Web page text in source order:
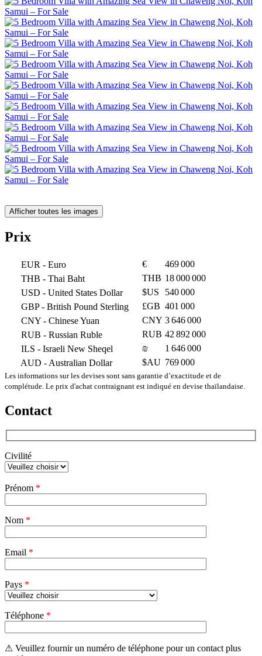
Afficher toutes les images
Prix
EUR - Euro €
469 000
THB - Thai Baht THB 18 000 000
USD - United States Dollar $US
540 000
GBP- British Pound Sterling £GB 401 000
CNY - Chinese Yuan CNY 3 646 000
RUB - Russian Ruble RUB 42 892 000
ILS - Israeli New Sheqel ₪
1 646 000
AUD - Australian Dollar $AU 769 000
Les informations sur les devises sont sans garantie d’exactitude et de
complétude. Le prix d'achat contraignant est indiqué en devise thaïlandaise.
Contact
Civilité
laisser
vide.
Prénom *
Nom *
Email *
Pays *
Téléphone *
⚠ Veuillez fournir un numéro de téléphone pour un contact plus